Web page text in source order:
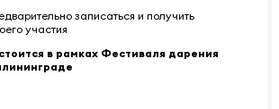
записаться и получить
участия
в рамках Фестиваля дарения